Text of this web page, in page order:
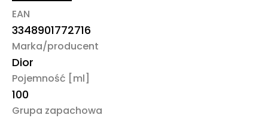
EAN
3348901772716
Marka/producent
Dior
Pojemność [ml]
100
Grupa zapachowa